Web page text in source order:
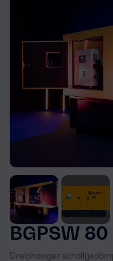
BGPSW 80
Dreiphasiger